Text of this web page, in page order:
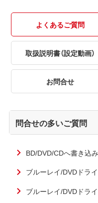
よくあるご質問
取扱説明書（設定動画）
お問合せ
問合せの多いご質問
BD/DVD/CDへ書き込
ブルーレイ/DVDドラ
ブルーレイ/DVDドラ